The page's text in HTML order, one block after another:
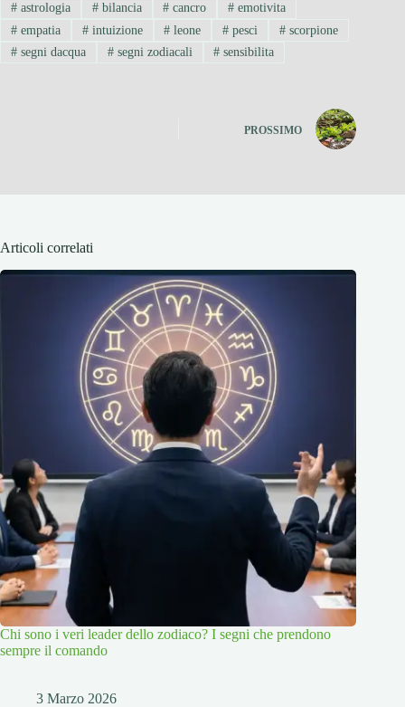
#astrologia #bilancia # cancro # emotivita
#empatia #intuizione # leone # pesci # scorpione
#segni dacqua #segni zodiacali # sensibilita
PROSSIMO
Articoli correlati
Chi sono i veri leader dello zodiaco? I segni che prendono
sempre il comando
3 Marzo 2026